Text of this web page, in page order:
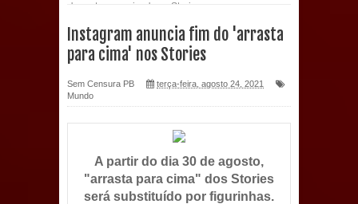
com a saúde bucal em Marí
PDT da Paraíba faz reunião
Prefeitura de Sapé paga salários
dentro do mês trabalhado e injeta R$
'arrasta para cima' nos Stories
Instagram anuncia fim do 'arrasta
para cima' nos Stories
Sem Censura PB
terça-feira, agosto 24, 2021
Mundo
A partir do dia 30 de agosto,
"arrasta para cima" dos Stories
será substituído por figurinhas.